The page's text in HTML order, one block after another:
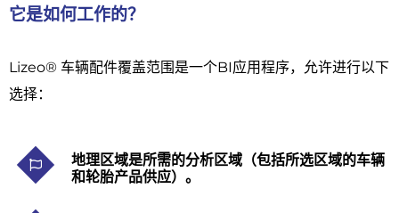
它是如何工作的？
Lizeo® 车辆配件覆盖范围是一个BI应用程序，允许进行以下
选择：
地理区域是所需的分析区域（包括所选区域的车辆
和轮胎产品供应）。